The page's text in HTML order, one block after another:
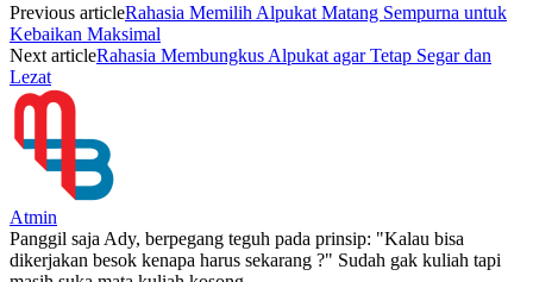
Previous articleRahasia Memilih Alpukat Matang Sempurna untuk
Kebaikan Maksimal
Next articleRahasia Membungkus Alpukat agar Tetap Segar dan
Lezat
Atmin
Panggil saja Ady, berpegang teguh pada prinsip: "Kalau bisa
dikerjakan besok kenapa harus sekarang ?" Sudah gak kuliah tapi